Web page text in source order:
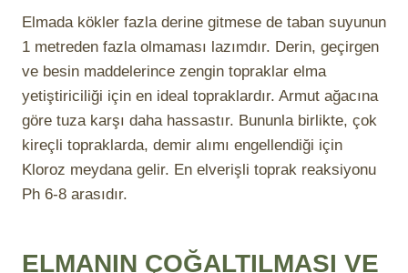
Elmada kökler fazla derine gitmese de taban suyunun
1 metreden fazla olmaması lazımdır. Derin, geçirgen
ve besin maddelerince zengin topraklar elma
yetiştiriciliği için en ideal topraklardır. Armut ağacına
göre tuza karşı daha hassastır. Bununla birlikte, çok
kireçli topraklarda, demir alımı engellendiği için
Kloroz meydana gelir. En elverişli toprak reaksiyonu
Ph 6-8 arasıdır.
ELMANIN ÇOĞALTILMASI VE